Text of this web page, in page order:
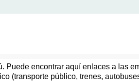
Puede encontrar aquí enlaces a las
(transporte público, trenes,